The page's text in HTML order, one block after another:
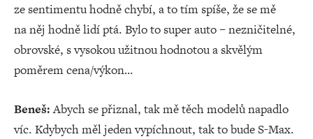
ze sentimentu hodně chybí, a to tím spíše, že se mě
na něj hodně lidí ptá. Bylo to super auto – nezničitelné,
obrovské, s vysokou užitnou hodnotou a skvělým
poměrem cena/výkon…
Beneš:Abych se přiznal, tak mě těch modelů napadlo
víc. Kdybych měl jeden vypíchnout, tak to bude S-Max.